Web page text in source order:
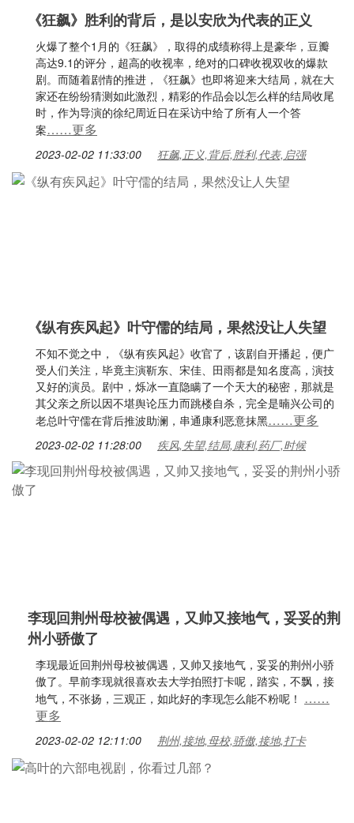
《狂飙》胜利的背后，是以安欣为代表的正义
火爆了整个1月的《狂飙》，取得的成绩称得上是豪华，豆瓣
高达9.1的评分，超高的收视率，绝对的口碑收视双收的爆款
剧。而随着剧情的推进，《狂飙》也即将迎来大结局，就在大
家还在纷纷猜测如此激烈，精彩的作品会以怎么样的结局收尾
时，作为导演的徐纪周近日在采访中给了所有人一个答
案……更多
2023-02-02 11:33:00 狂飙,正义,背后,胜利,代表,启强
《纵有疾风起》叶守儒的结局，果然没让人失望
不知不觉之中，《纵有疾风起》收官了，该剧自开播起，便广
受人们关注，毕竟主演靳东、宋佳、田雨都是知名度高，演技
又好的演员。剧中，烁冰一直隐瞒了一个天大的秘密，那就是
其父亲之所以因不堪舆论压力而跳楼自杀，完全是暔兴公司的
老总叶守儒在背后推波助澜，串通康利恶意抹黑……更多
2023-02-02 11:28:00 疾风,失望,结局,康利,药厂,时候
李现回荆州母校被偶遇，又帅又接地气，妥妥的荆
州小骄傲了
李现最近回荆州母校被偶遇，又帅又接地气，妥妥的荆州小骄
傲了。早前李现就很喜欢去大学拍照打卡呢，踏实，不飘，接
地气，不张扬，三观正，如此好的李现怎么能不粉呢！ ……
更多
2023-02-02 12:11:00 荆州,接地,母校,骄傲,接地,打卡